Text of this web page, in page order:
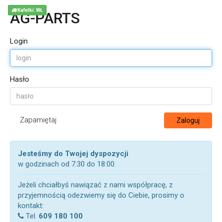
AG-PARTS
Login
Hasło
Zapamiętaj Zaloguj
Jesteśmy do Twojej dyspozycji
w godzinach od 7:30 do 18:00.
Jeżeli chciałbyś nawiązać z nami współpracę, z
przyjemnością odezwiemy się do Ciebie, prosimy o
kontakt:
Tel. 609 180 100
Kafelki: WŁ